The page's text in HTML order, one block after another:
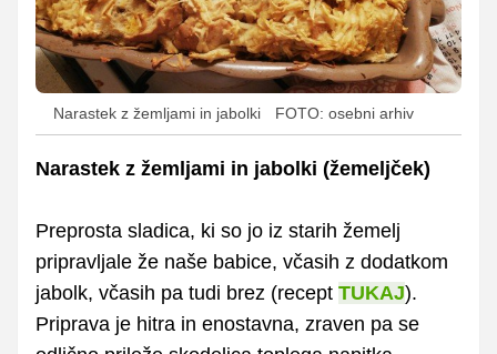
Narastek z žemljami in jabolki FOTO: osebni arhiv
Narastek z žemljami in jabolki (žemeljček)
Preprosta sladica, ki so jo iz starih žemelj
pripravljale že naše babice, včasih z dodatkom
jabolk, včasih pa tudi brez (recept TUKAJ).
Priprava je hitra in enostavna, zraven pa se